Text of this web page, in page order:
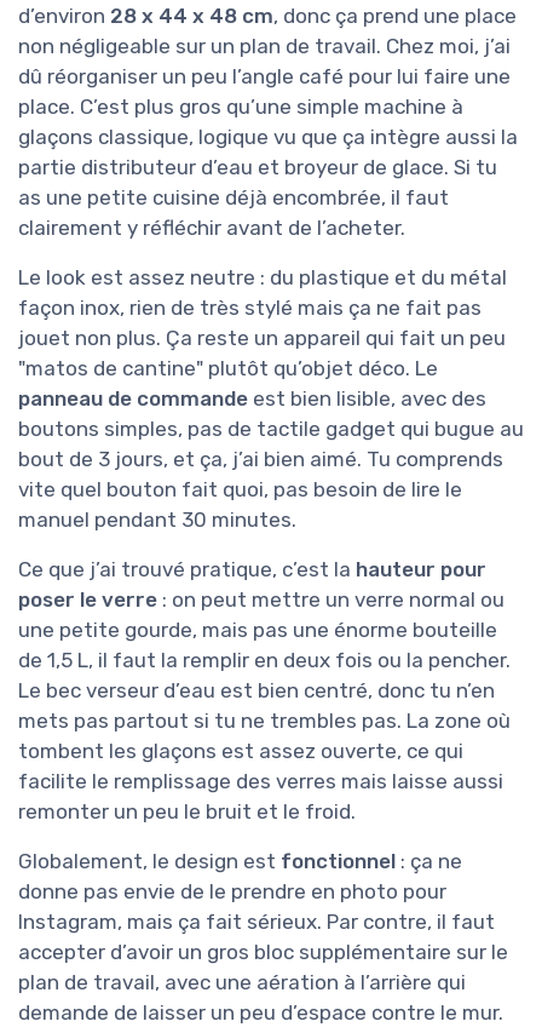
d’environ 28 x 44 x 48 cm, donc ça prend une place
non négligeable sur un plan de travail. Chez moi, j’ai
dû réorganiser un peu l’angle café pour lui faire une
place. C’est plus gros qu’une simple machine à
glaçons classique, logique vu que ça intègre aussi la
partie distributeur d’eau et broyeur de glace. Si tu
as une petite cuisine déjà encombrée, il faut
clairement y réfléchir avant de l’acheter.
Le look est assez neutre : du plastique et du métal
façon inox, rien de très stylé mais ça ne fait pas
jouet non plus. Ça reste un appareil qui fait un peu
"matos de cantine" plutôt qu’objet déco. Le
panneau de commande est bien lisible, avec des
boutons simples, pas de tactile gadget qui bugue au
bout de 3 jours, et ça, j’ai bien aimé. Tu comprends
vite quel bouton fait quoi, pas besoin de lire le
manuel pendant 30 minutes.
Ce que j’ai trouvé pratique, c’est la hauteur pour
poser le verre : on peut mettre un verre normal ou
une petite gourde, mais pas une énorme bouteille
de 1,5 L, il faut la remplir en deux fois ou la pencher.
Le bec verseur d’eau est bien centré, donc tu n’en
mets pas partout si tu ne trembles pas. La zone où
tombent les glaçons est assez ouverte, ce qui
facilite le remplissage des verres mais laisse aussi
remonter un peu le bruit et le froid.
Globalement, le design est fonctionnel : ça ne
donne pas envie de le prendre en photo pour
Instagram, mais ça fait sérieux. Par contre, il faut
accepter d’avoir un gros bloc supplémentaire sur le
plan de travail, avec une aération à l’arrière qui
demande de laisser un peu d’espace contre le mur.